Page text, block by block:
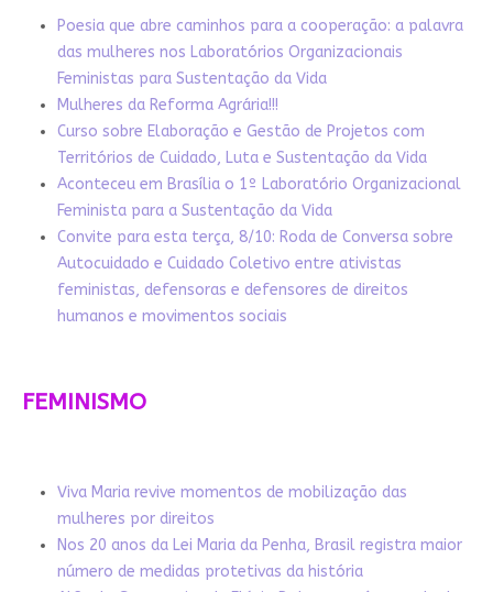
Poesia que abre caminhos para a cooperação: a palavra
das mulheres nos Laboratórios Organizacionais
Feministas para Sustentação da Vida
Mulheres da Reforma Agrária!!!
Curso sobre Elaboração e Gestão de Projetos com
Territórios de Cuidado, Luta e Sustentação da Vida
Aconteceu em Brasília o 1º Laboratório Organizacional
Feminista para a Sustentação da Vida
Convite para esta terça, 8/10: Roda de Conversa sobre
Autocuidado e Cuidado Coletivo entre ativistas
feministas, defensoras e defensores de direitos
humanos e movimentos sociais
FEMINISMO
Viva Maria revive momentos de mobilização das
mulheres por direitos
Nos 20 anos da Lei Maria da Penha, Brasil registra maior
número de medidas protetivas da história